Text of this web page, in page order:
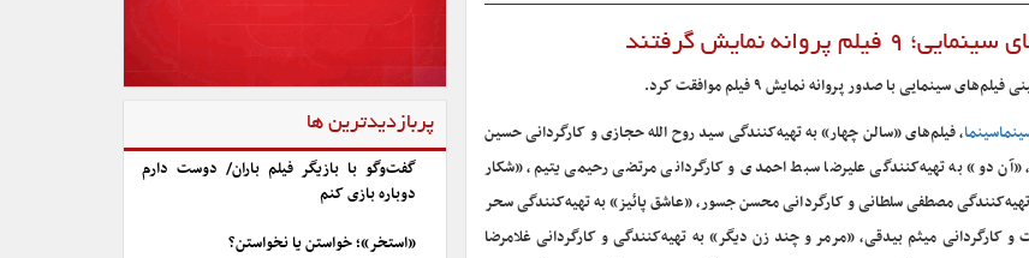
نمایش گرفتند
سینمایی با صدور پروانه نمایش ۹ فیلم موافقت کرد.
، فیلم‌های «سالن چهار» به تهیه‌کنندگی سید روح الله حجازی و کارگردانی حسین
دو» به تهیه‌کنندگی علیرضا سبط احمدی و کارگردانی مرتضی رحیمی یتیم، «شکار
مصطفی سلطانی و کارگردانی محسن جسور، «عاشق پائیز» به تهیه‌کنندگی سحر
کارگردانی میثم بیدقی، «مرمر و چند زن دیگر» به تهیه‌کنندگی و کارگردانی غلامرضا
پربازدیدترین ها
گفت‌وگو با بازیگر فیلم باران/ دوست دارم
دوباره بازی کنم
«استخر»؛ خواستن یا نخواستن؟